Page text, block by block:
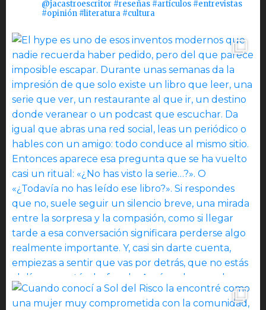
@jacastroescritor #reseñas #artículos #entrevistas
#opinión #literatura #cultura